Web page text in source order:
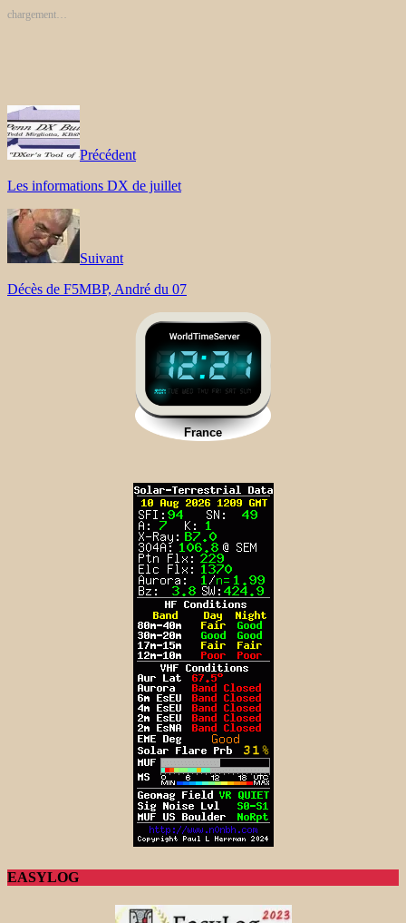
chargement…
Précédent
Les informations DX de juillet
Suivant
Décès de F5MBP, André du 07
EASYLOG